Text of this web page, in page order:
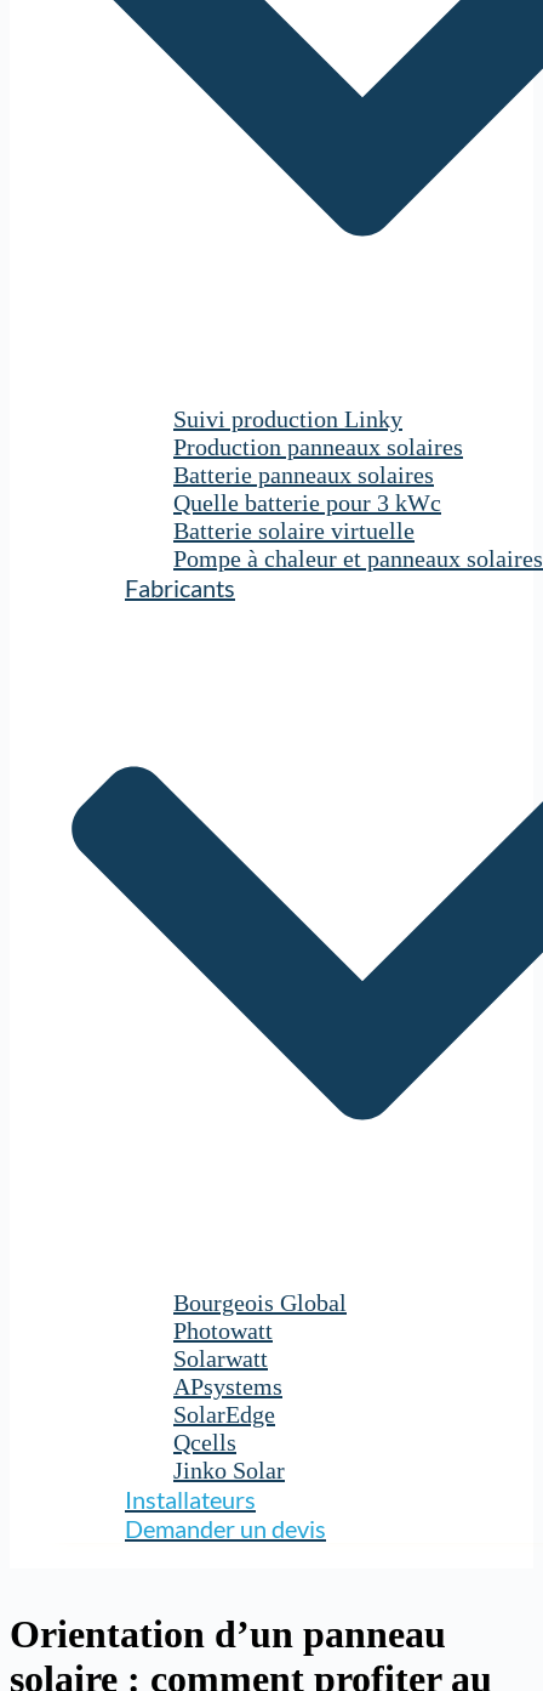
Suivi production Linky
Production panneaux solaires
Batterie panneaux solaires
Quelle batterie pour 3 kWc
Batterie solaire virtuelle
Pompe à chaleur et panneaux solaires
Fabricants
Bourgeois Global
Photowatt
Solarwatt
APsystems
SolarEdge
Qcells
Jinko Solar
Installateurs
Demander un devis
Orientation d’un panneau
solaire : comment profiter au